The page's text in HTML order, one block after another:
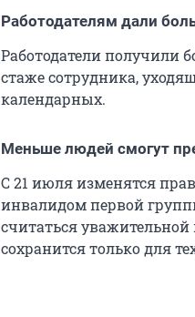
Работодателям дали
Работодатели получили
стаже сотрудника,
календарных.
Меньше людей смогут
С 21 июля изменятся
инвалидом первой
считаться
сохранится только для